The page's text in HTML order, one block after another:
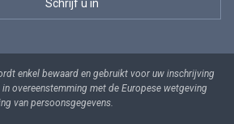
enkel bewaard en gebruikt voor uw inschrijving
overeenstemming met de Europese wetgeving
van persoonsgegevens.